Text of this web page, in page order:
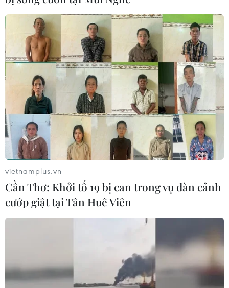
vietnamplus.vn
Cần Thơ: Khởi tố 19 bị can trong vụ dàn cảnh
cướp giật tại Tân Huê Viên